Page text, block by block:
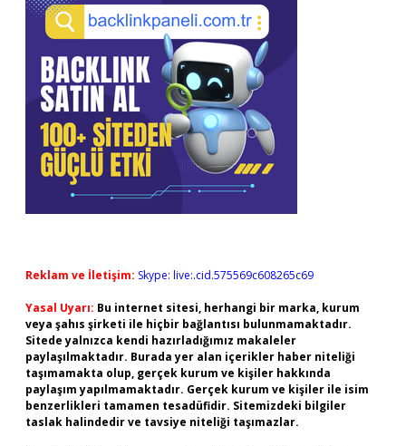
Reklam ve İletişim: Skype: live:.cid.575569c608265c69
Yasal Uyarı: Bu internet sitesi, herhangi bir marka, kurum
veya şahıs şirketi ile hiçbir bağlantısı bulunmamaktadır.
Sitede yalnızca kendi hazırladığımız makaleler
paylaşılmaktadır. Burada yer alan içerikler haber niteliği
taşımamakta olup, gerçek kurum ve kişiler hakkında
paylaşım yapılmamaktadır. Gerçek kurum ve kişiler ile isim
benzerlikleri tamamen tesadüfidir. Sitemizdeki bilgiler
taslak halindedir ve tavsiye niteliği taşımazlar.